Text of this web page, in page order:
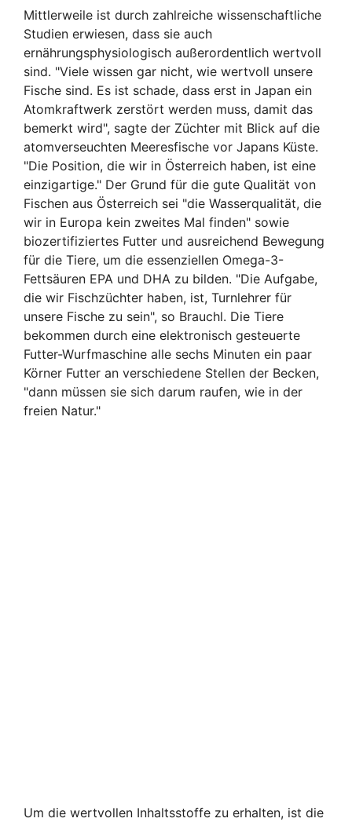
Mittlerweile ist durch zahlreiche wissenschaftliche
Studien erwiesen, dass sie auch
ernährungsphysiologisch außerordentlich wertvoll
sind. "Viele wissen gar nicht, wie wertvoll unsere
Fische sind. Es ist schade, dass erst in Japan ein
Atomkraftwerk zerstört werden muss, damit das
bemerkt wird", sagte der Züchter mit Blick auf die
atomverseuchten Meeresfische vor Japans Küste.
"Die Position, die wir in Österreich haben, ist eine
einzigartige." Der Grund für die gute Qualität von
Fischen aus Österreich sei "die Wasserqualität, die
wir in Europa kein zweites Mal finden" sowie
biozertifiziertes Futter und ausreichend Bewegung
für die Tiere, um die essenziellen Omega-3-
Fettsäuren EPA und DHA zu bilden. "Die Aufgabe,
die wir Fischzüchter haben, ist, Turnlehrer für
unsere Fische zu sein", so Brauchl. Die Tiere
bekommen durch eine elektronisch gesteuerte
Futter-Wurfmaschine alle sechs Minuten ein paar
Körner Futter an verschiedene Stellen der Becken,
"dann müssen sie sich darum raufen, wie in der
freien Natur."
Um die wertvollen Inhaltsstoffe zu erhalten, ist die